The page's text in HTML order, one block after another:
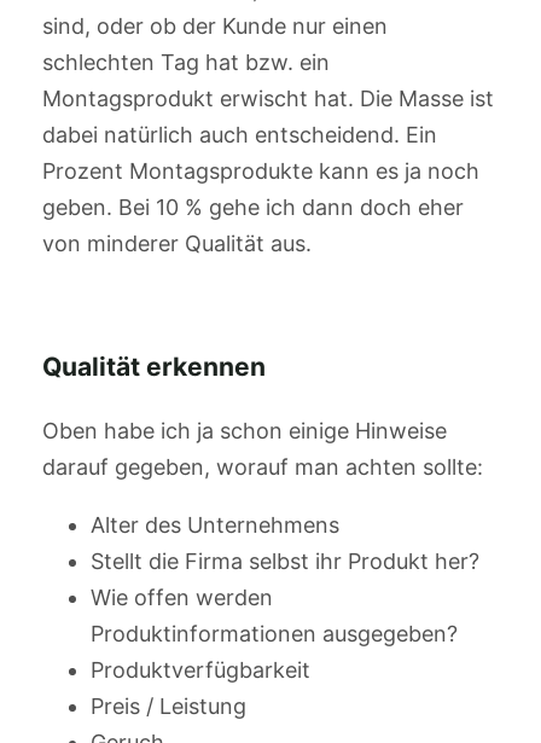
sind, oder ob der Kunde nur einen
schlechten Tag hat bzw. ein
Montagsprodukt erwischt hat. Die Masse ist
dabei natürlich auch entscheidend. Ein
Prozent Montagsprodukte kann es ja noch
geben. Bei 10 % gehe ich dann doch eher
von minderer Qualität aus.
Qualität erkennen
Oben habe ich ja schon einige Hinweise
darauf gegeben, worauf man achten sollte:
Alter des Unternehmens
Stellt die Firma selbst ihr Produkt her?
Wie offen werden
Produktinformationen ausgegeben?
Produktverfügbarkeit
Preis / Leistung